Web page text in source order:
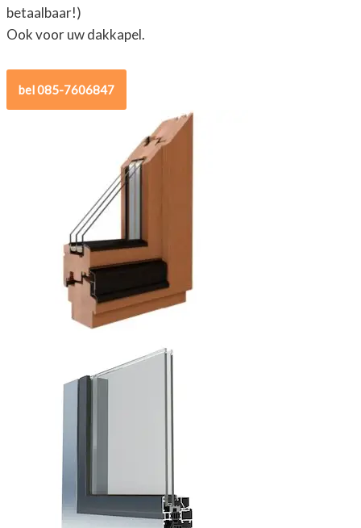
betaalbaar!)
Ook voor uw dakkapel.
bel 085-7606847